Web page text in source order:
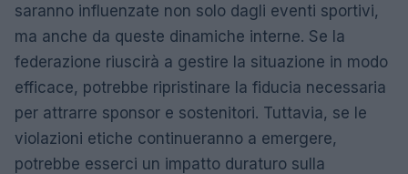
saranno influenzate non solo dagli eventi sportivi,
ma anche da queste dinamiche interne. Se la
federazione riuscirà a gestire la situazione in modo
efficace, potrebbe ripristinare la fiducia necessaria
per attrarre sponsor e sostenitori. Tuttavia, se le
violazioni etiche continueranno a emergere,
potrebbe esserci un impatto duraturo sulla